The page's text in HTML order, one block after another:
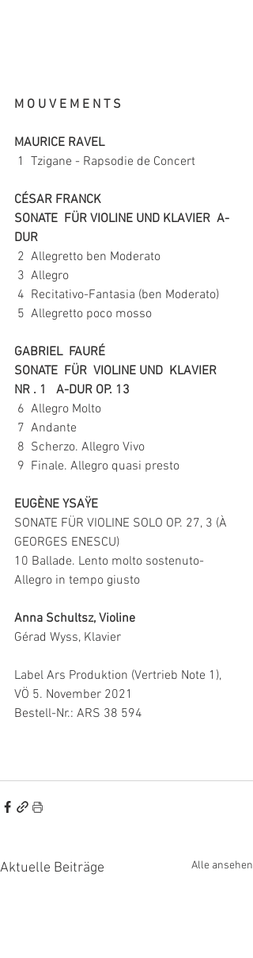
M O U V E M E N T S
MAURICE RAVEL
1  Tzigane - Rapsodie de Concert
CÉSAR FRANCK
SONATE  FÜR VIOLINE UND KLAVIER  A-
DUR
2  Allegretto ben Moderato
3  Allegro
4  Recitativo-Fantasia (ben Moderato)
5  Allegretto poco mosso
GABRIEL  FAURÉ
SONATE  FÜR  VIOLINE UND  KLAVIER
NR . 1   A-DUR OP. 13
6  Allegro Molto
7  Andante
8  Scherzo. Allegro Vivo
9  Finale. Allegro quasi presto
EUGÈNE YSAŸE
SONATE FÜR VIOLINE SOLO OP. 27, 3 (À
GEORGES ENESCU)
10 Ballade. Lento molto sostenuto-
Allegro in tempo giusto
Anna Schultsz, Violine
Gérad Wyss, Klavier
Label Ars Produktion (Vertrieb Note 1),
VÖ 5. November 2021
Bestell-Nr.: ARS 38 594
Aktuelle Beiträge Alle ansehen